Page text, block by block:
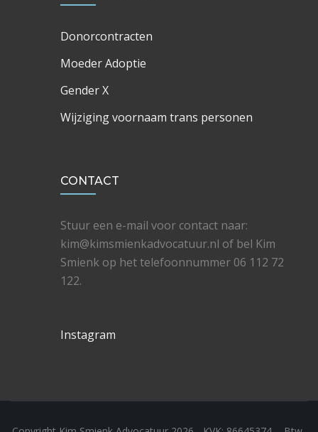
Donorcontracten
Moeder Adoptie
Gender X
Wijziging voornaam trans personen
CONTACT
Stuur een e-mail voor contact naar:
kim@kimsmienkadvocatuur.nl of bel Kim
Smienk op het telefoonnummer 06 112 72
122.
Instagram